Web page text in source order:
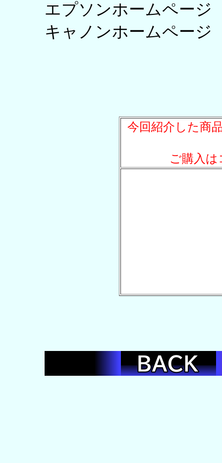
エプソンホームペー
キャノンホームペー
今回紹介した商
ご購入